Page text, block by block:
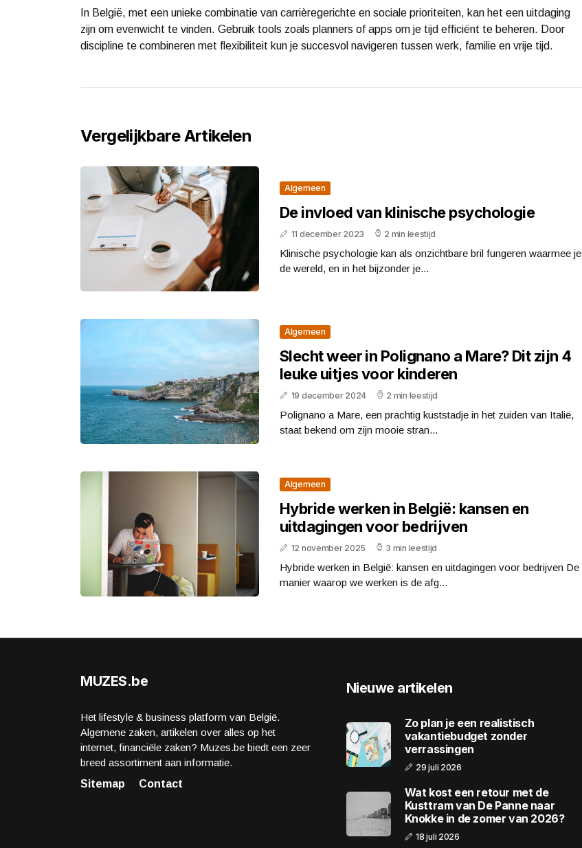
In België, met een unieke combinatie van carrièregerichte en sociale prioriteiten, kan het een uitdaging
zijn om evenwicht te vinden. Gebruik tools zoals planners of apps om je tijd efficiënt te beheren. Door
discipline te combineren met flexibiliteit kun je succesvol navigeren tussen werk, familie en vrije tijd.
Vergelijkbare Artikelen
Algemeen
De invloed van klinische psychologie
11 december 2023 2 min leestijd
Klinische psychologie kan als onzichtbare bril fungeren waarmee je
de wereld, en in het bijzonder je...
Algemeen
Slecht weer in Polignano a Mare? Dit zijn 4
leuke uitjes voor kinderen
19 december 2024 2 min leestijd
Polignano a Mare, een prachtig kuststadje in het zuiden van Italië,
staat bekend om zijn mooie stran...
Algemeen
Hybride werken in België: kansen en
uitdagingen voor bedrijven
12 november 2025 3 min leestijd
Hybride werken in België: kansen en uitdagingen voor bedrijven De
manier waarop we werken is de afg...
MUZES.be
Het lifestyle & business platform van België.
Algemene zaken, artikelen over alles op het
internet, financiële zaken? Muzes.be biedt een zeer
breed assortiment aan informatie.
Sitemap
Contact
Nieuwe artikelen
Zo plan je een realistisch
vakantiebudget zonder
verrassingen
29 juli 2026
Wat kost een retour met de
Kusttram van De Panne naar
Knokke in de zomer van 2026?
18 juli 2026